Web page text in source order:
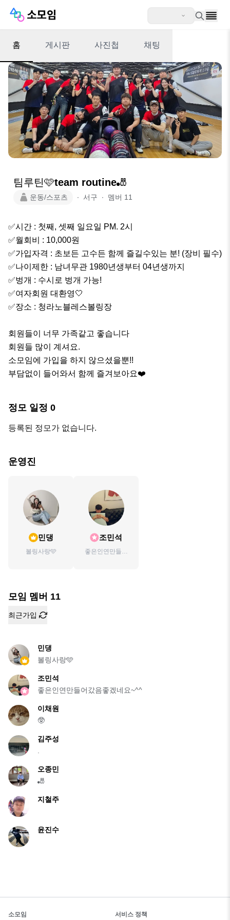
홈 게시판 사진첩 채팅
팀루틴🩷team routine🎳
운동/스포츠 ∙ 서구 ∙ 멤버 11
✅️시간 : 첫째, 셋째 일요일 PM. 2시
✅️월회비 : 10,000원
✅️가입자격 : 초보든 고수든 함께 즐길수있는 분! (장비 필수)
✅️나이제한 : 남녀무관 1980년생부터 04년생까지
✅️벙개 : 수시로 벙개 가능!
✅️여자회원 대환영🤍
✅️장소 : 청라노블레스볼링장
회원들이 너무 가족같고 좋습니다
회원들 많이 계셔요.
소모임에 가입을 하지 않으셨을뿐!!
부담없이 들어와서 함께 즐겨보아요❤️
정모 일정 0
등록된 정모가 없습니다.
운영진
민댕
볼링사랑🩵
조민석
좋은인연만들어
모임 멤버 11
최근가입
민댕
볼링사랑🩵
조민석
좋은인연만들어갔음좋겠네요~^^
이채원
🥸
김주성
오종민
🎳
지철주
윤진수
소모임 서비스 정책